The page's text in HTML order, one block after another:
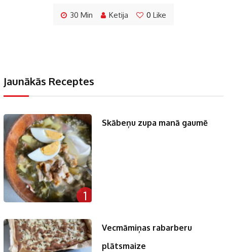
30 Min Ketija 0 Like
Jaunākās Receptes
1
Skābeņu zupa manā gaumē
Vecmāmiņas rabarberu
plātsmaize